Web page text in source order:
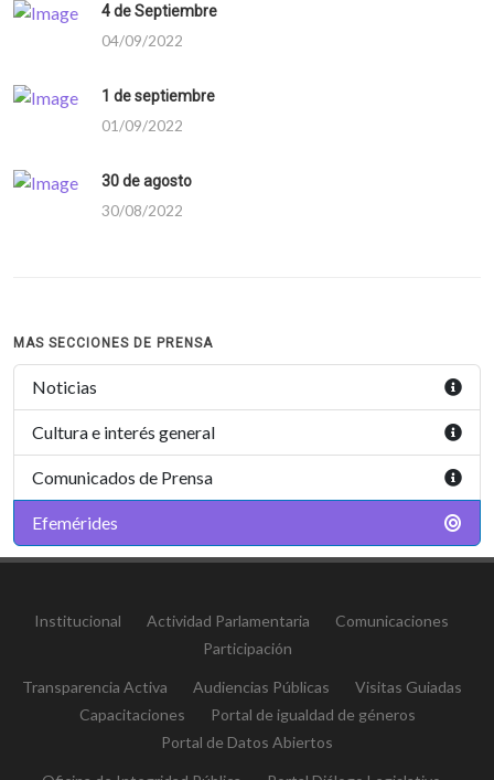
4 de Septiembre
04/09/2022
1 de septiembre
01/09/2022
30 de agosto
30/08/2022
MAS SECCIONES DE PRENSA
Noticias
Cultura e interés general
Comunicados de Prensa
Efemérides
Institucional Actividad Parlamentaria
Comunicaciones
Participación
Transparencia Activa Audiencias Públicas
Visitas Guiadas
Capacitaciones
Portal de igualdad de géneros
Portal de Datos Abiertos